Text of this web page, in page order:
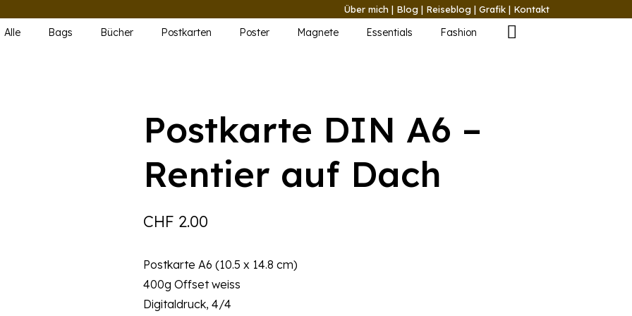
Über mich | Blog | Reiseblog | Grafik | Kontakt
Alle Bags Bücher Postkarten Poster Magnete Essentials Fashion
Postkarte DIN A6 –
Rentier auf Dach
CHF 2.00
Postkarte A6 (10.5 x 14.8 cm)
400g Offset weiss
Digitaldruck, 4/4